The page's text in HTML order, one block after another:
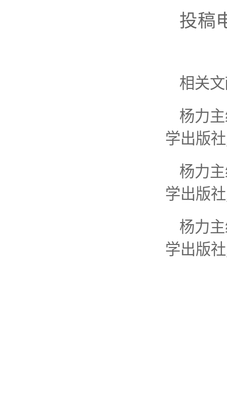
投稿
相关
杨力
学出版社
杨力
学出版社
杨力
学出版社